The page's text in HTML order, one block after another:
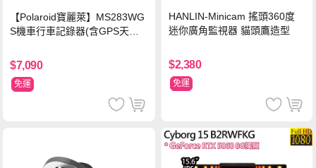
【Polaroid寶麗萊】MS283WG
S機車行車記錄器(含GPS天線)-
新小蜂鷹)
$7,090
免運
HANLIN-Minicam 搖頭360度
迷你廣角監視器 貓頭鷹造型
$2,380
免運